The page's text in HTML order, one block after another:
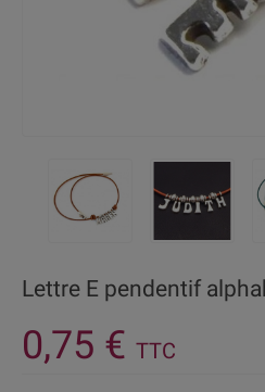
Lettre E pendentif
0,75 € TTC